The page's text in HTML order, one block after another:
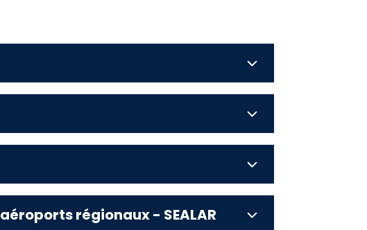
régionaux - SEALAR